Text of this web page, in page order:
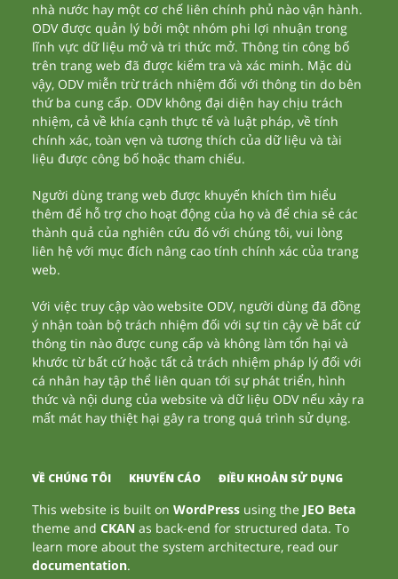
nhà nước hay một cơ chế liên chính phủ nào vận hành.
ODV được quản lý bởi một nhóm phi lợi nhuận trong
lĩnh vực dữ liệu mở và tri thức mở. Thông tin công bố
trên trang web đã được kiểm tra và xác minh. Mặc dù
vậy, ODV miễn trừ trách nhiệm đối với thông tin do bên
thứ ba cung cấp. ODV không đại diện hay chịu trách
nhiệm, cả về khía cạnh thực tế và luật pháp, về tính
chính xác, toàn vẹn và tương thích của dữ liệu và tài
liệu được công bố hoặc tham chiếu.
Người dùng trang web được khuyến khích tìm hiểu
thêm để hỗ trợ cho hoạt động của họ và để chia sẻ các
thành quả của nghiên cứu đó với chúng tôi, vui lòng
liên hệ với mục đích nâng cao tính chính xác của trang
web.
Với việc truy cập vào website ODV, người dùng đã đồng
ý nhận toàn bộ trách nhiệm đối với sự tin cậy về bất cứ
thông tin nào được cung cấp và không làm tổn hại và
khước từ bất cứ hoặc tất cả trách nhiệm pháp lý đối với
cá nhân hay tập thể liên quan tới sự phát triển, hình
thức và nội dung của website và dữ liệu ODV nếu xảy ra
mất mát hay thiệt hại gây ra trong quá trình sử dụng.
VỀ CHÚNG TÔI KHUYẾN CÁO ĐIỀU KHOẢN SỬ DỤNG
This website is built onWordPress using the JEO Beta
theme andCKAN as back-end for structured data. To
learn more about the system architecture, read our
documentation.